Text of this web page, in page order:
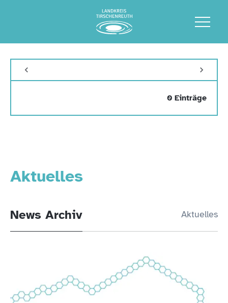
Aktuelles
News Archiv Aktuelles
0 Einträge